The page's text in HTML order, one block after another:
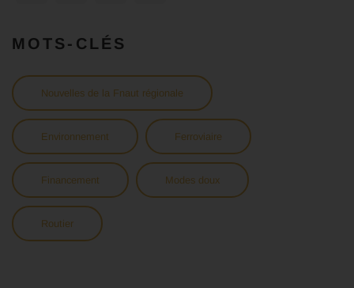
MOTS-CLÉS
Nouvelles de la Fnaut régionale
Environnement Ferroviaire
Financement Modes doux
Routier